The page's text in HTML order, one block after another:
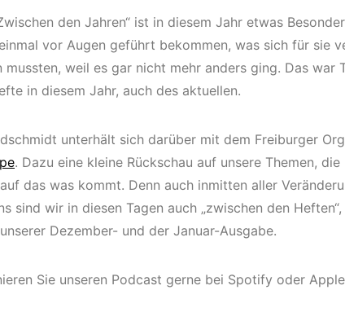
den Jahren“ ist in diesem Jahr etwas
vor Augen geführt bekommen, was sich für sie
mussten, weil es gar nicht mehr anders ging. Das war
in diesem Jahr, auch des aktuellen.
unterhält sich darüber mit dem Freiburger
. Dazu eine kleine Rückschau auf unsere Themen,
das was kommt. Denn auch inmitten aller
sind wir in diesen Tagen auch „zwischen den
Dezember- und der Januar-Ausgabe.
Sie unseren Podcast gerne bei Spotify oder